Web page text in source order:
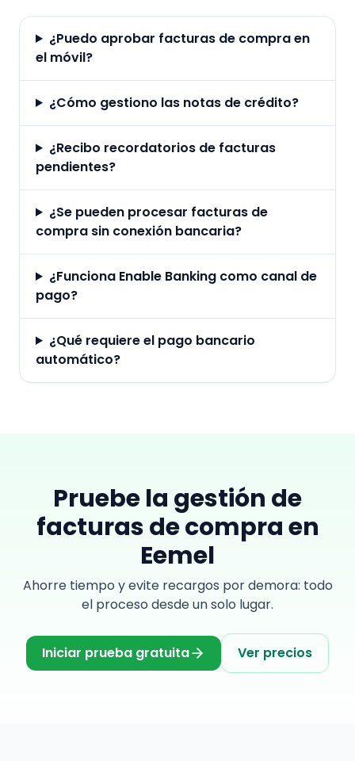
¿Puedo aprobar facturas de compra en
el móvil?
¿Cómo gestiono las notas de crédito?
¿Recibo recordatorios de facturas
pendientes?
¿Se pueden procesar facturas de
compra sin conexión bancaria?
¿Funciona Enable Banking como canal de
pago?
¿Qué requiere el pago bancario
automático?
Pruebe la gestión de
facturas de compra en
Eemel
Ahorre tiempo y evite recargos por demora: todo
el proceso desde un solo lugar.
Iniciar prueba gratuita Ver precios